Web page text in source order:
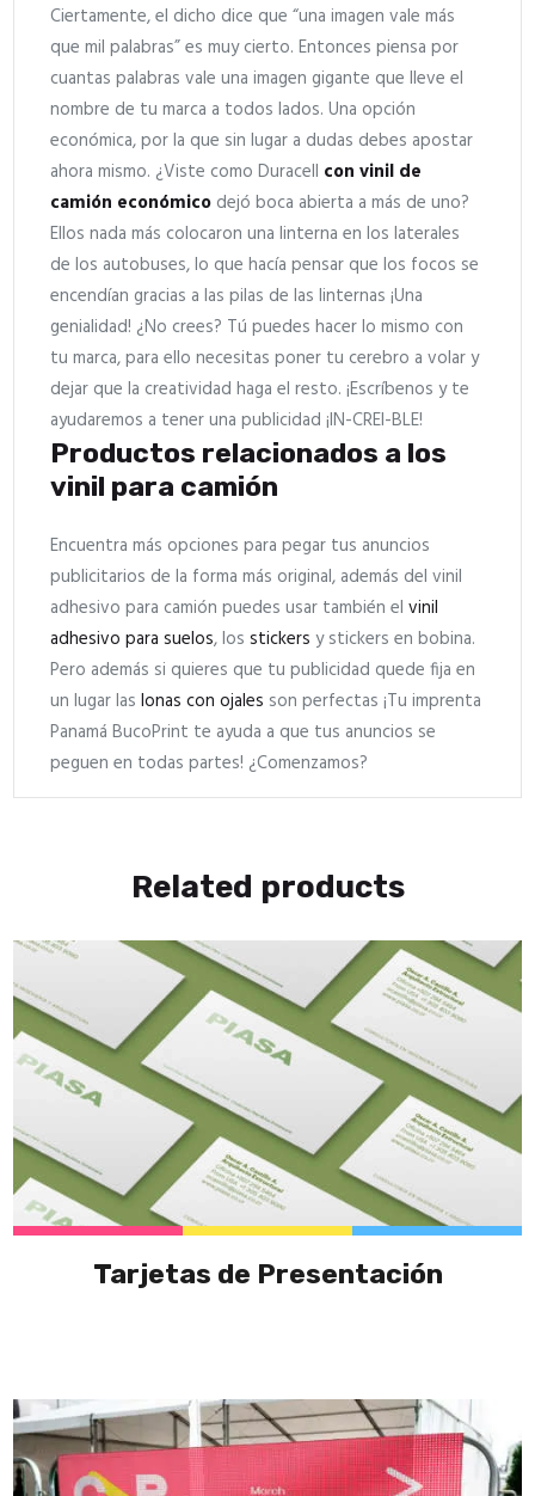
Ciertamente, el dicho dice que “una imagen vale más
que mil palabras” es muy cierto. Entonces piensa por
cuantas palabras vale una imagen gigante que lleve el
nombre de tu marca a todos lados. Una opción
económica, por la que sin lugar a dudas debes apostar
ahora mismo. ¿Viste como Duracell con vinil de
camión económico dejó boca abierta a más de uno?
Ellos nada más colocaron una linterna en los laterales
de los autobuses, lo que hacía pensar que los focos se
encendían gracias a las pilas de las linternas ¡Una
genialidad! ¿No crees? Tú puedes hacer lo mismo con
tu marca, para ello necesitas poner tu cerebro a volar y
dejar que la creatividad haga el resto. ¡Escríbenos y te
ayudaremos a tener una publicidad ¡IN-CREI-BLE!
Productos relacionados a los
vinil para camión
Encuentra más opciones para pegar tus anuncios
publicitarios de la forma más original, además del vinil
adhesivo para camión puedes usar también elvinil
adhesivo para suelos, losstickers y stickers en bobina.
Pero además si quieres que tu publicidad quede fija en
un lugar laslonas con ojales son perfectas ¡Tu imprenta
Panamá BucoPrint te ayuda a que tus anuncios se
peguen en todas partes! ¿Comenzamos?
Related products
Tarjetas de Presentación
multiple
variants.
The